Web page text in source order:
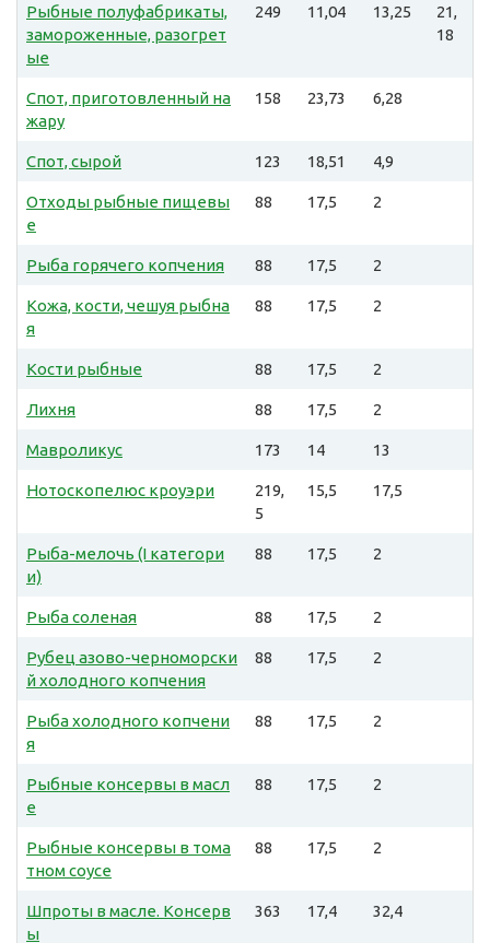
Рыбные полуфабрикаты,
замороженные, разогрет
ые
249 11,04 13,25
21,
18
Спот, приготовленный на
жару
158 23,73 6,28
Спот, сырой 123 18,51 4,9
Отходы рыбные пищевы
е
88 17,5 2
Рыба горячего копчения 88 17,5 2
Кожа, кости, чешуя рыбна
я
88 17,5 2
Кости рыбные 88 17,5 2
Лихня 88 17,5 2
Мавроликус 173 14 13
Нотоскопелюс кроуэри
219,
5
15,5 17,5
Рыба-мелочь (I категори
и)
88 17,5 2
Рыба соленая 88 17,5 2
Рубец азово-черноморски
й холодного копчения
88 17,5 2
Рыба холодного копчени
я
88 17,5 2
Рыбные консервы в масл
е
88 17,5 2
Рыбные консервы в тома
тном соусе
88 17,5 2
Шпроты в масле. Консерв
ы
363 17,4 32,4